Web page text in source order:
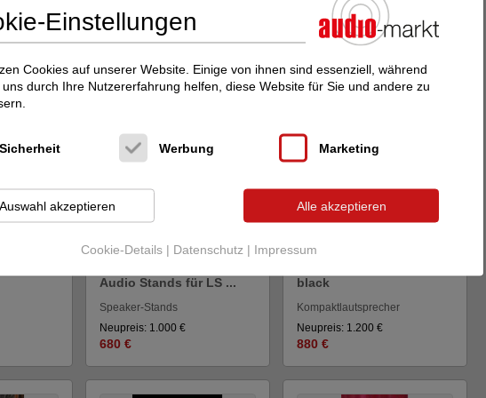
interessieren Sie diese Inserate:
im audio-markt
Audio Stands für LS ...
Speaker-Stands
Neupreis: 1.000 €
680 €
black
Kompaktlautsprecher
Neupreis: 1.200 €
880 €
Einstellungen
Cookies auf unserer Website. Einige von ihnen sind essenziell, während
durch Ihre Nutzererfahrung helfen, diese Website für Sie und andere zu
Cookie-Details | Datenschutz | Impressum
Sicherheit Werbung Marketing
Auswahl akzeptieren Alle akzeptieren